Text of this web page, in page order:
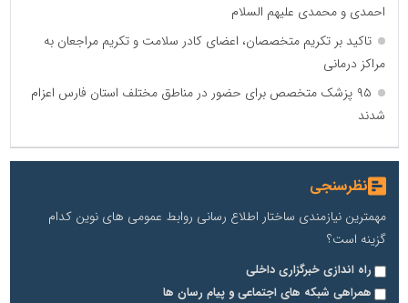
احمدی و محمدی علیهم السلام
تاکید بر تکریم متخصصان، اعضای کادر سلامت و تکریم مراجعان به
مراکز درمانی
۹۵ پزشک متخصص برای حضور در مناطق مختلف استان فارس اعزام
شدند
نظرسنجی
مهمترین نیازمندی ساختار اطلاع رسانی روابط عمومی های نوین کدام
گزینه است؟
راه اندازی خبرگزاری داخلی
همراهی شبکه های اجتماعی و پیام رسان ها